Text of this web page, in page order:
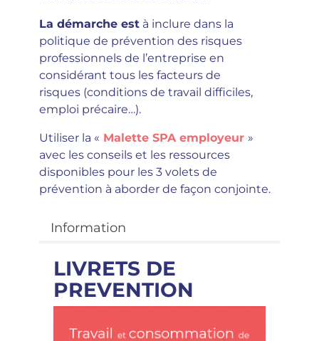
La démarche est à inclure dans la
politique de prévention des risques
professionnels de l’entreprise en
considérant tous les facteurs de
risques (conditions de travail difficiles,
emploi précaire…).
Utiliser la « Malette SPA employeur »
avec les conseils et les ressources
disponibles pour les 3 volets de
prévention à aborder de façon conjointe.
Information
LIVRETS DE
PREVENTION